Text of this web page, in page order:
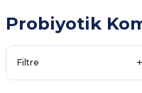
Probiyotik
Filtre